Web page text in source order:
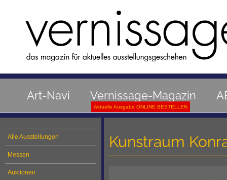
Art-Navi Vernissage-Magazin
Aktuelle Ausgabe ONLINE BESTELLEN
Alle Ausstellungen
Messen
Auktionen
Kunstraum